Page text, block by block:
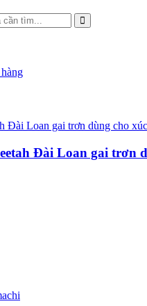
Đài Loan gai trơn